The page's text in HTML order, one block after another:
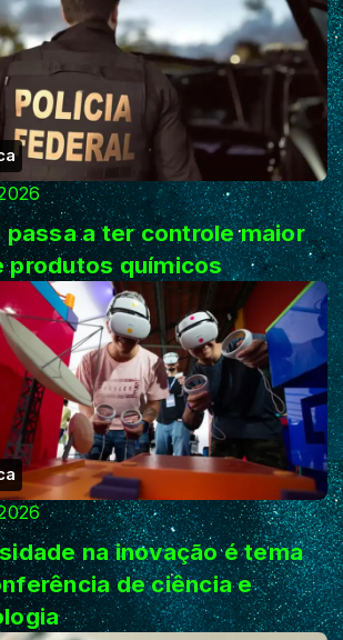
passa a ter controle maior
produtos químicos
na inovação é tema
de ciência e